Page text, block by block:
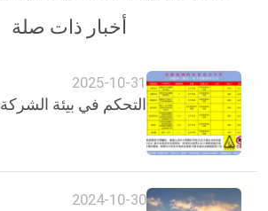
أخبار ذات صلة
2025-10-31
التحكم في بيئة الشركة
2024-10-30